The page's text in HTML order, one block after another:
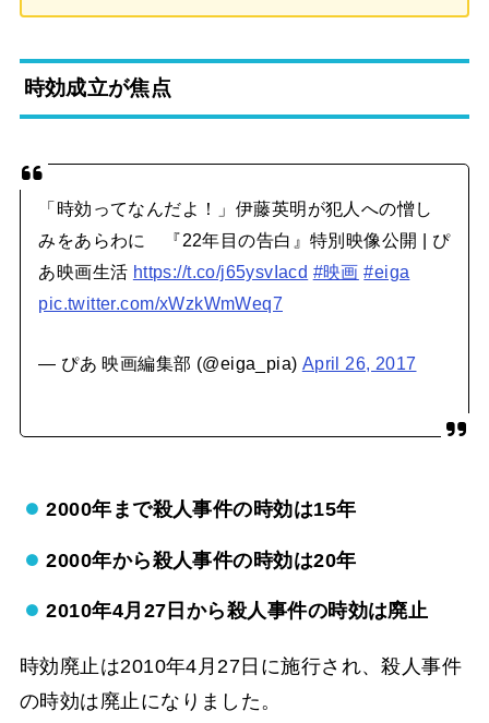
時効成立が焦点
「時効ってなんだよ！」伊藤英明が犯人への憎し
みをあらわに 『22年目の告白』特別映像公開 | ぴ
あ映画生活 https://t.co/j65ysvIacd #映画 #eiga
pic.twitter.com/xWzkWmWeq7
— ぴあ 映画編集部 (@eiga_pia) April 26, 2017
2000年まで殺人事件の時効は15年
2000年から殺人事件の時効は20年
2010年4月27日から殺人事件の時効は廃止
時効廃止は2010年4月27日に施行され、殺人事件
の時効は廃止になりました。